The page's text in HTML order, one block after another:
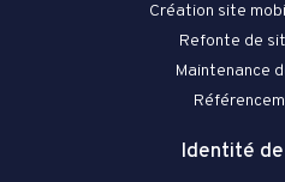
Création site
Refonte de
Maintenance
Identité